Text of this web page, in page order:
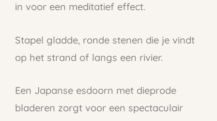
in voor een meditatief effect.
Stapel gladde, ronde stenen die je vindt
op het strand of langs een rivier.
Een Japanse esdoorn met dieprode
bladeren zorgt voor een spectaculair